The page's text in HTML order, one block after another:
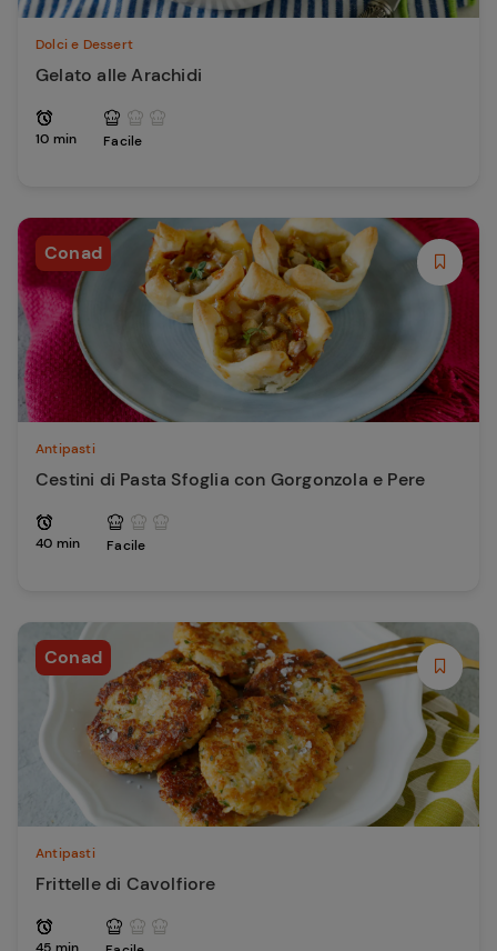
Dolci e Dessert
Gelato alle Arachidi
10 min Facile
Conad
Antipasti
Cestini di Pasta Sfoglia con Gorgonzola e Pere
40 min Facile
Conad
Antipasti
Frittelle di Cavolfiore